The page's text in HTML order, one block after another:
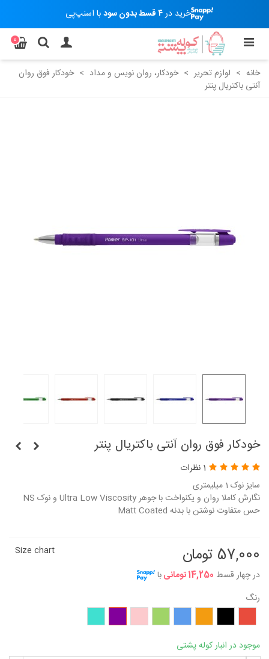
خرید در۴ قسط بدون سود با اسنپ‌پی
0
خانه > لوازم تحریر > خودکار، روان نویس و مداد > خودکار فوق روان
آنتی باکتریال پنتر
خودکار فوق روان آنتی باکتریال پنتر
1 نظرات
سایز نوک 1 میلیمتری
نگارش کاملا روان و یکنواخت با جوهر Ultra Low Viscosity و نوک NS
حس متفاوت نوشتن با بدنه Matt Coated
57,000 تومان
در چهار قسط 14,250 تومانی با
Size chart
رنگ
موجود در انبار کوله پشتی